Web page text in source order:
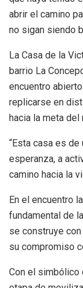
abrir el camino
no sigan siendo
La Casa de la
barrio La
encuentro
replicarse en
hacia la meta
“Esta casa es
esperanza, a
camino hacia la
En el encuentro
fundamental de
se construye
su compromiso
Con el simbólico